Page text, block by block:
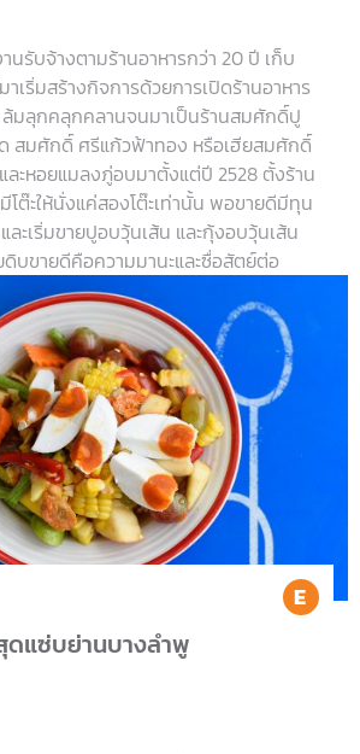
รับจ้างตามร้านอาหารกว่า 20 ปี เก็บ
เริ่มสร้างกิจการด้วยการเปิดร้านอาหาร
มลุกคลุกคลานจนมาเป็นร้านสมศักดิ์ปู
สมศักดิ์ ศรีแก้วฟ้าทอง หรือเฮียสมศักดิ์
ละหอยแมลงภู่อบมาตั้งแต่ปี 2528 ตั้งร้าน
โต๊ะให้นั่งแค่สองโต๊ะเท่านั้น พอขายดีมีทุน
ละเริ่มขายปูอบวุ้นเส้น และกุ้งอบวุ้นเส้น
บขายดีคือความมานะและซื่อสัตย์ต่อ
องดีมีคุณภาพ ปูทะเลทั้งปูเนื้อและปูไข่ทาง
มหาชัยวันต่อวัน ทุกตัวกล้ามแน่น เนื้อสด
นเส้นก็ใช้กุลาดำบิ๊กไซต์ “สี่ตัวโล” อบทีละ
ษโดยเน้นส่วนผสมของถั่วเขียวมากกว่า
เมื่อผสมกับน้ำปรุงและน้ำมันหอยสูตร
นอยากเลียให้เกลี้ยงหม้อเลยละ เสิร์ฟ
ดที่โขลกพริกกระเทียมบีบมะนาวสดใหม่
สหวาน
แซ่บย่านบางลำพู